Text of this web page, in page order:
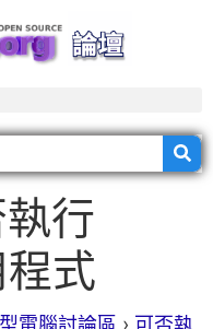
行
式
電腦討論區 › 可否執